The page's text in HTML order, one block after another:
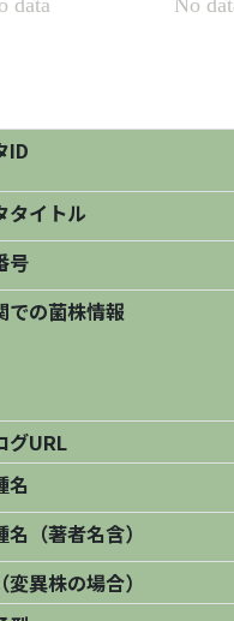
ID
タイトル
号
での菌株情報
グURL
名
名（著者名含）
変異株の場合）